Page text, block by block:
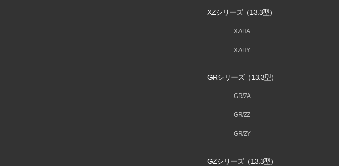
XZシリーズ（13.3型）
XZ/HA
XZ/HY
GRシリーズ（13.3型）
GR/ZA
GR/ZZ
GR/ZY
GZシリーズ（13.3型）